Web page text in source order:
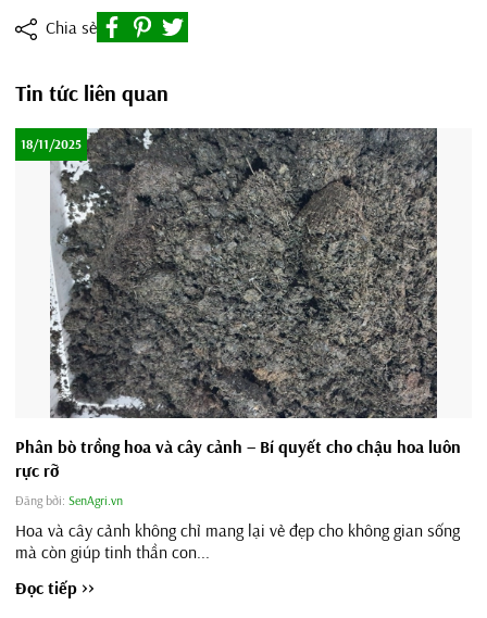
Chia sẻ
Tin tức liên quan
18/11/2025
Phân bò trồng hoa và cây cảnh – Bí quyết cho chậu hoa luôn
rực rỡ
Đăng bởi: SenAgri.vn
Hoa và cây cảnh không chỉ mang lại vẻ đẹp cho không gian sống
mà còn giúp tinh thần con...
Đọc tiếp >>